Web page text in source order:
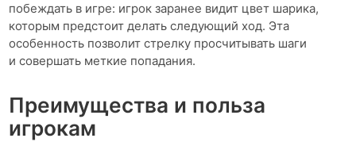
побеждать в игре: игрок заранее видит цвет шарика,
которым предстоит делать следующий ход. Эта
особенность позволит стрелку просчитывать шаги
и совершать меткие попадания.
Преимущества и польза
игрокам